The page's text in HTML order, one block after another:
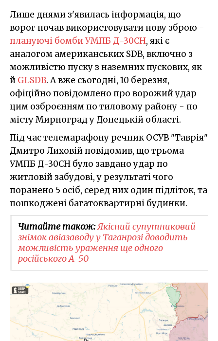
Лише днями з'явилась інформація, що
ворог почав використовувати нову зброю -
плануючі бомби УМПБ Д-30СН, які є
аналогом американських SDB, включно з
можливістю пуску з наземних пускових, як
й GLSDB. А вже сьогодні, 10 березня,
офіційно повідомлено про ворожий удар
цим озброєнням по тиловому району - по
місту Мирноград у Донецькій області.
Під час телемарафону речник ОСУВ "Таврія"
Дмитро Лиховій повідомив, що трьома
УМПБ Д-30СН було завдано удар по
житловій забудові, у результаті чого
поранено 5 осіб, серед них один підліток, та
пошкоджені багатоквартирні будинки.
Читайте також:Якісний супутниковий
знімок авіазаводу у Таганрозі доводить
можливість ураження ще одного
російського А-50